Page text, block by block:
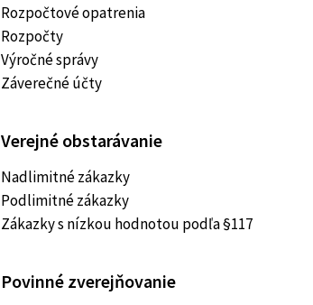
Rozpočtové opatrenia
Rozpočty
Výročné správy
Záverečné účty
Verejné obstarávanie
Nadlimitné zákazky
Podlimitné zákazky
Zákazky s nízkou hodnotou podľa §117
Povinné zverejňovanie